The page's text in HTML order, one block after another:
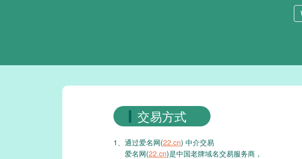
交易方式
1、通过爱名网(22.cn) 中介交易
爱名网(22.cn)是中国老牌域名交易服务商，